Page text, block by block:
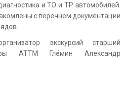
и ТО и ТР автомобилей.
с перечнем документации
экскурсий старший
АТТМ Глёмин Александр